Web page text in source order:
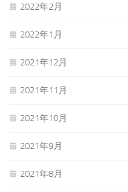
2022年2月
2022年1月
2021年12月
2021年11月
2021年10月
2021年9月
2021年8月